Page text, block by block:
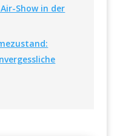
Show in der